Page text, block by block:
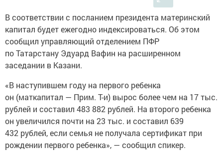
В соответствии с посланием президента материнский
капитал будет ежегодно индексироваться. Об этом
сообщил управляющий отделением ПФР
по Татарстану Эдуард Вафин на расширенном
заседании в Казани.
«В наступившем году на первого ребенка
он (маткапитал — Прим. Т-и) вырос более чем на 17 тыс.
рублей и составил 483 882 рублей. На второго ребенка
он увеличился почти на 23 тыс. и составил 639
432 рублей, если семья не получала сертификат при
рождении первого ребенка», — сообщил спикер.